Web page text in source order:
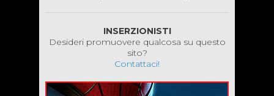
INSERZIONISTI
Desideri promuovere qualcosa su questo
sito?
Contattaci!